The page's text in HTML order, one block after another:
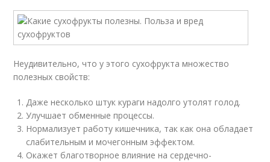
Неудивительно, что у этого сухофрукта множество
полезных свойств:
Даже несколько штук кураги надолго утолят голод.
Улучшает обменные процессы.
Нормализует работу кишечника, так как она обладает
слабительным и мочегонным эффектом.
Окажет благотворное влияние на сердечно-